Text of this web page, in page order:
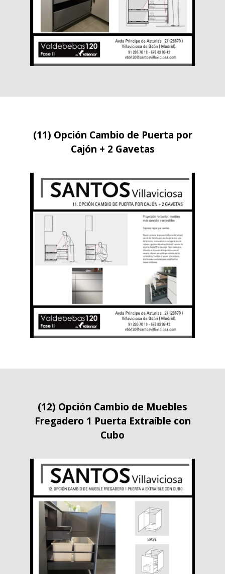
(11) Opción Cambio de Puerta por
Cajón + 2 Gavetas
(12) Opción Cambio de Muebles
Fregadero 1 Puerta Extraíble con
Cubo